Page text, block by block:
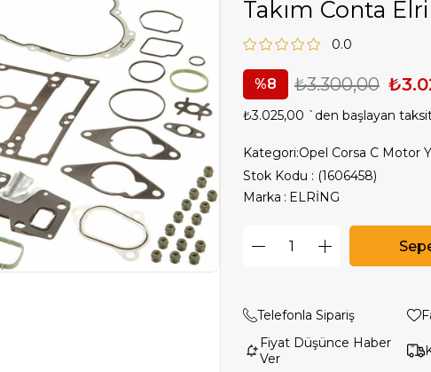
Takım Conta
0.0
8 ₺3.300,00
₺3.025,00 `den başlayan
Kategori:Opel Corsa C Motor
Stok Kodu
(1606458)
Marka : ELRİNG
Telefonla Sipariş
Fiyat Düşünce Haber
Ver